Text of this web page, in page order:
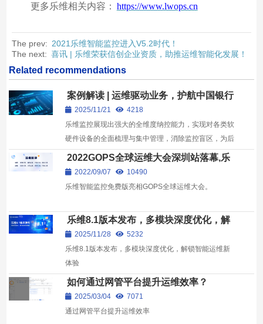
更多乐维相关内容 ： https://www.lwops.cn
The prev: 2021乐维智能监控进入V5.2时代！
The next: 喜讯 | 乐维荣获信创企业资质，助推运维智能化发展！
Related recommendations
案例解读 | 运维驱动业务，护航中国银行
数字化转型
2025/11/21
4218
乐维监控展现出强大的全维度纳控能力，实现对各类软
硬件设备的全面梳理与集中管理，消除监控盲区，为后
续运维工作筑牢基础。
2022GOPS全球运维大会深圳站落幕,乐
维分享数字化运维探索经验
2022/09/07
10490
乐维智能监控免费版亮相GOPS全球运维大会。
乐维8.1版本发布，多模块深度优化，解
锁智能运维新体验
2025/11/28
5232
乐维8.1版本发布，多模块深度优化，解锁智能运维新
体验
如何通过网管平台提升运维效率？
2025/03/04
7071
通过网管平台提升运维效率